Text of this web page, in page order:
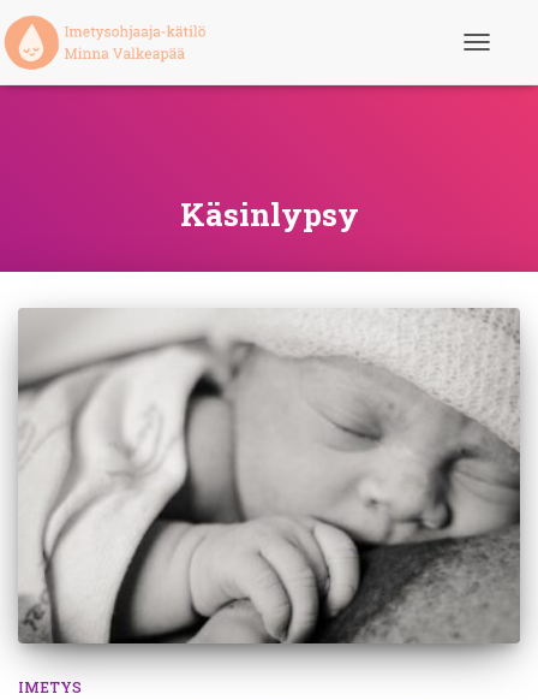
Käsinlypsy
IMETYS